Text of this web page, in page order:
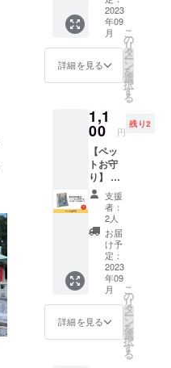
属の
ネーム
シール
にお名
前等を
もお使
いいた
だけま
す。 ※
送料込
みのお
値段で
す。
んにも
お守り
を！ 首
輪につ
けられ
る、小
さ目サ
なって
いま
す。 車
のライ
ト等に
強く反
射する
ため、
事故防
止にも
なりま
す。 付
属の
ネーム
シール
にお名
前等を
2023
年09
月
詳細を見る
こ
の
リ
タ
ー
ン
を
選
択
す
る
1,1
00 円
残り2
【ペッ
トお守
り】 あ
なたの
お家の
ペット
にもお
守り
を！ カ
プセル
タイプ
の小さ
目サイ
ズで
す。
ペット
支援
者：
2人
お届
け予
定：
2023
年09
月
詳細を見る
こ
の
リ
タ
ー
ン
を
選
択
す
る